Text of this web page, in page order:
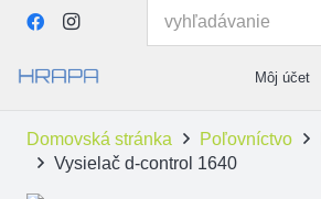
Môj účet
Domovská stránka Poľovníctvo
Vysielač d-control 1640